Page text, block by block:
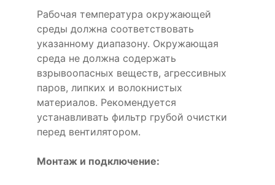
Рабочая температура окружающей
среды должна соответствовать
указанному диапазону. Окружающая
среда не должна содержать
взрывоопасных веществ, агрессивных
паров, липких и волокнистых
материалов. Рекомендуется
устанавливать фильтр грубой очистки
перед вентилятором.
Монтаж и подключение: